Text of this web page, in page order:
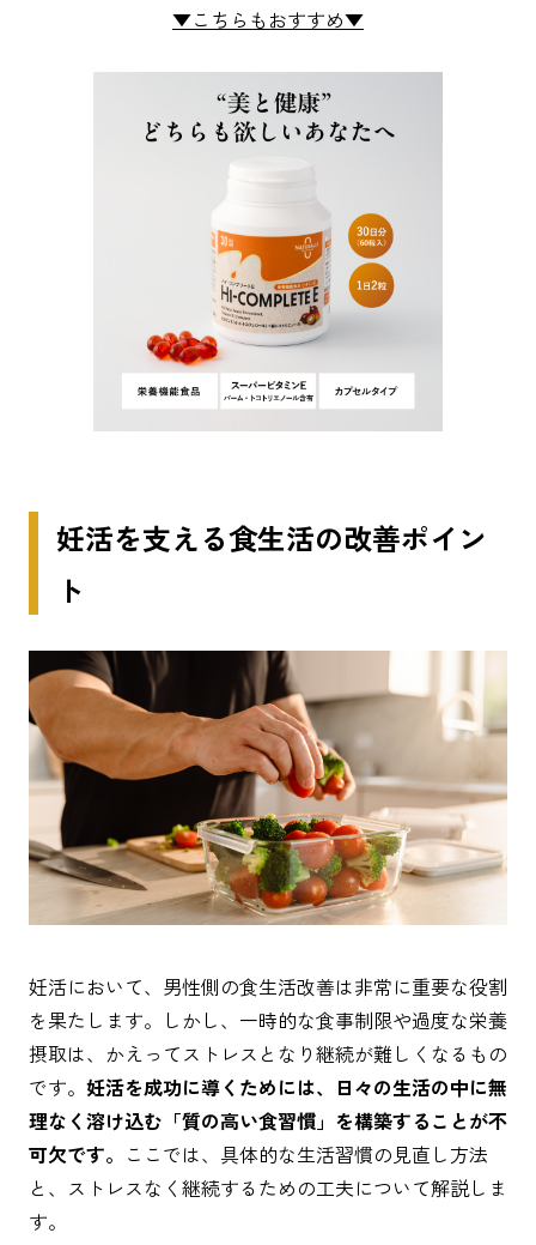
▼こちらもおすすめ▼
妊活を支える食生活の改善ポイン
ト
妊活において、男性側の食生活改善は非常に重要な役割
を果たします。しかし、一時的な食事制限や過度な栄養
摂取は、かえってストレスとなり継続が難しくなるもの
です。 妊活を成功に導くためには、日々の生活の中に無
理なく溶け込む「質の高い食習慣」を構築することが不
可欠です。 ここでは、具体的な生活習慣の見直し方法
と、ストレスなく継続するための工夫について解説しま
す。